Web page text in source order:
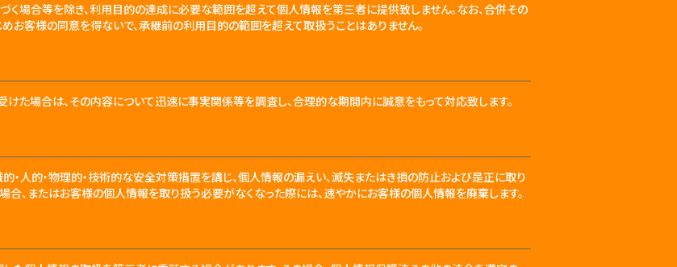
く場合等を除き、利用目的の達成に必要な範囲を超えて個人情報を第三者に提供致しません。なお、合併その
お客様の同意を得ないで、承継前の利用目的の範囲を超えて取扱うことはありません。
た場合は、その内容について迅速に事実関係等を調査し、合理的な期間内に誠意をもって対応致します。
・人的・物理的・技術的な安全対策措置を講じ、個人情報の漏えい、滅失またはき損の防止および是正に取り
合、またはお客様の個人情報を取り扱う必要がなくなった際には、速やかにお客様の個人情報を廃棄します。